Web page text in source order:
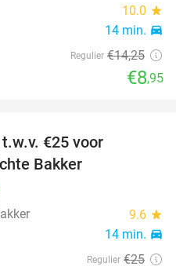
10.0 star
14 min. directions_car
Regulier €14,25
€8,95
€25 voor
Bakker
9.6 star
14 min. directions_car
Regulier €25